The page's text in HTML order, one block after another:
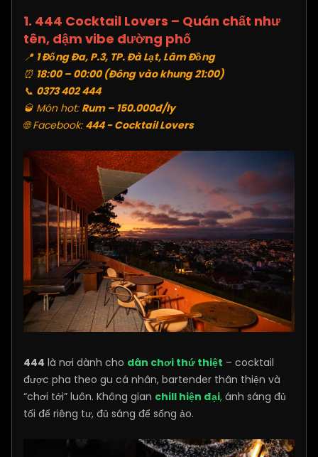
1. 444 Cocktail Lovers – Quán chất như
tên, đậm vibe đường phố
📍 1 Đống Đa, P.3, TP. Đà Lạt, Lâm Đồng
⏰ 18:00 – 00:00 (Đông vào khung 21:00)
📞 0373 402 444
🥃 Món hot: Rum – 150.000đ/ly
🌐 Facebook: 444 - Cocktail Lovers
444 là nơi dành cho dân chơi thứ thiệt – cocktail
được pha theo gu cá nhân, bartender thân thiện và
“chơi tới” luôn. Không gian chill hiện đại, ánh sáng đủ
tối để riêng tư, đủ sáng để sống ảo.